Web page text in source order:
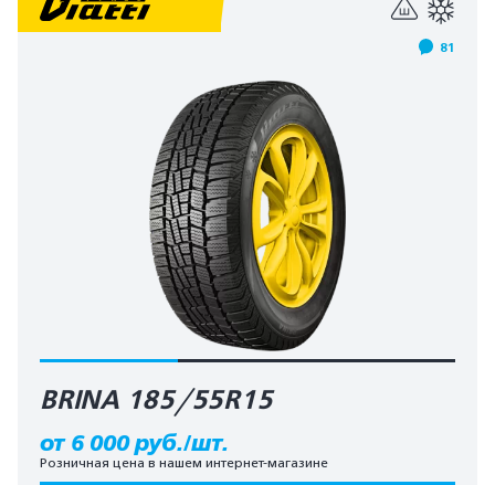
81
BRINA 185/55R15
от 6 000 руб./шт.
Розничная цена в нашем интернет-магазине